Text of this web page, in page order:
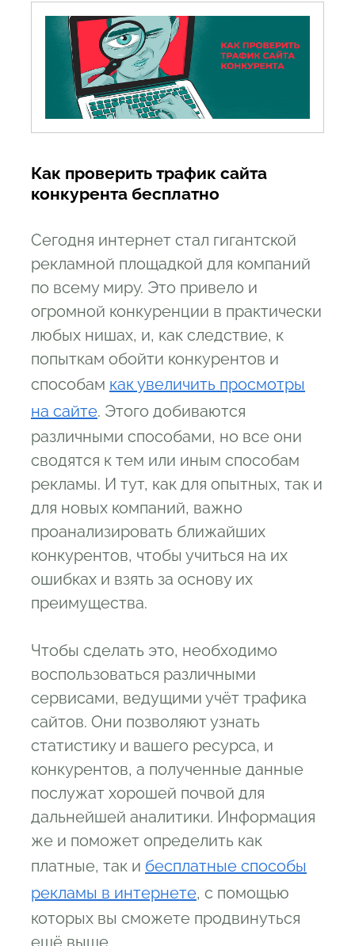
Как проверить трафик сайта
конкурента бесплатно
Сегодня интернет стал гигантской
рекламной площадкой для компаний
по всему миру. Это привело и
огромной конкуренции в практически
любых нишах, и, как следствие, к
попыткам обойти конкурентов и
способам как увеличить просмотры
на сайте. Этого добиваются
различными способами, но все они
сводятся к тем или иным способам
рекламы. И тут, как для опытных, так и
для новых компаний, важно
проанализировать ближайших
конкурентов, чтобы учиться на их
ошибках и взять за основу их
преимущества.
Чтобы сделать это, необходимо
воспользоваться различными
сервисами, ведущими учёт трафика
сайтов. Они позволяют узнать
статистику и вашего ресурса, и
конкурентов, а полученные данные
послужат хорошей почвой для
дальнейшей аналитики. Информация
же и поможет определить как
платные, так и бесплатные способы
рекламы в интернете, с помощью
которых вы сможете продвинуться
ещё выше.